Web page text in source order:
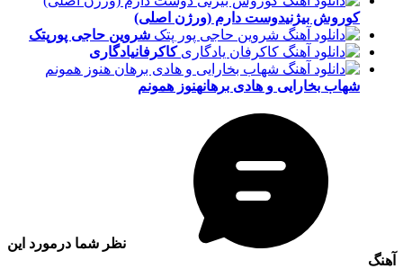
کوروش بیژنیدوست دارم (ورژن اصلی)
شروین حاجی پور پتک
کاکرفانیادگاری
شهاب بخارایی و هادی برهانهنوز همونم
نظر شما درمورد این
آهنگ